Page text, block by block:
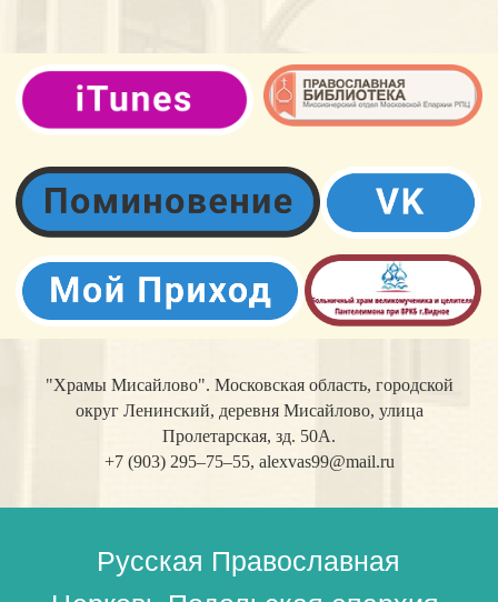
"Храмы Мисайлово". Московская область, городской
округ Ленинский, деревня Мисайлово, улица
Пролетарская, зд. 50А.
+7 (903) 295–75–55, alexvas99@mail.ru
Видновское благочиние.